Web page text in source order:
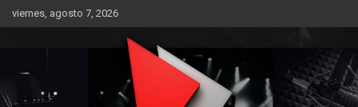
Saltar
al
viernes, agosto 7, 2026